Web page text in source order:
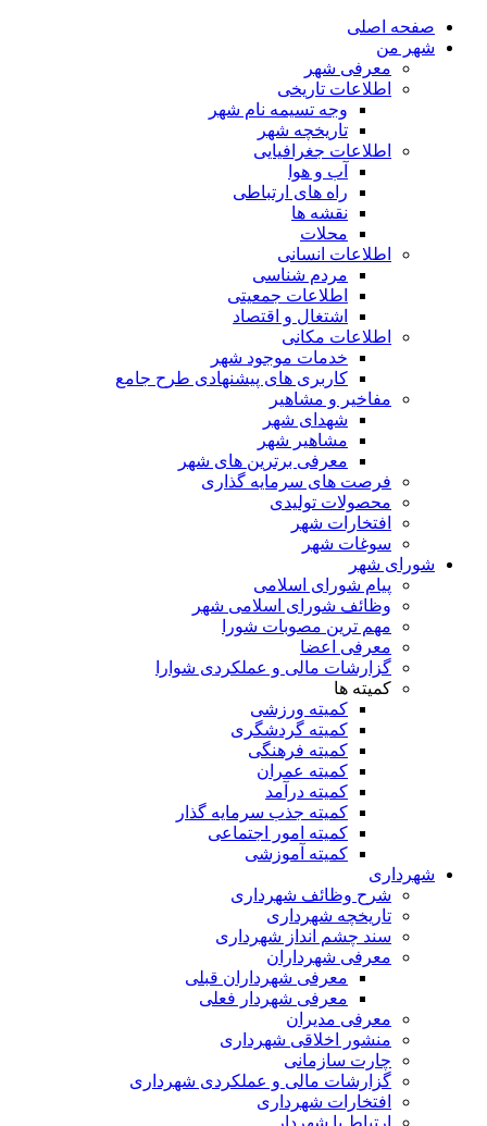
صفحه اصلی
شهر من
معرفی شهر
اطلاعات تاریخی
وجه تسیمه نام شهر
تاریخچه شهر
اطلاعات جغرافیایی
آب و هوا
راه های ارتباطی
نقشه ها
محلات
اطلاعات انسانی
مردم شناسی
اطلاعات جمعیتی
اشتغال و اقتصاد
اطلاعات مکانی
خدمات موجود شهر
کاربری های پیشنهادی طرح جامع
مفاخیر و مشاهیر
شهدای شهر
مشاهیر شهر
معرفی برترین های شهر
فرصت های سرمایه گذاری
محصولات تولیدی
افتخارات شهر
سوغات شهر
شورای شهر
پیام شورای اسلامی
وظائف شورای اسلامی شهر
مهم ترین مصوبات شورا
معرفی اعضا
گزارشات مالی و عملکردی شوارا
کمیته ها
کمیته ورزشی
کمیته گردشگری
کمیته فرهنگی
کمیته عمران
کمیته درآمد
کمیته جذب سرمایه گذار
کمیته امور اجتماعی
کمیته آموزشی
شهرداری
شرح وظائف شهرداری
تاریخچه شهرداری
سند چشم انداز شهرداری
معرفی شهرداران
معرفی شهرداران قبلی
معرفی شهردار فعلی
معرفی مدیران
منشور اخلاقی شهرداری
چارت سازمانی
گزارشات مالی و عملکردی شهرداری
افتخارات شهرداری